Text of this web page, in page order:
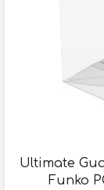
Ultimate
Funko